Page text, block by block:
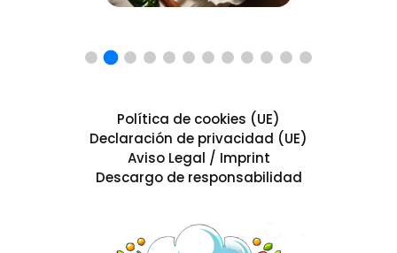
Política de cookies (UE)
Declaración de privacidad (UE)
Aviso Legal / Imprint
Descargo de responsabilidad